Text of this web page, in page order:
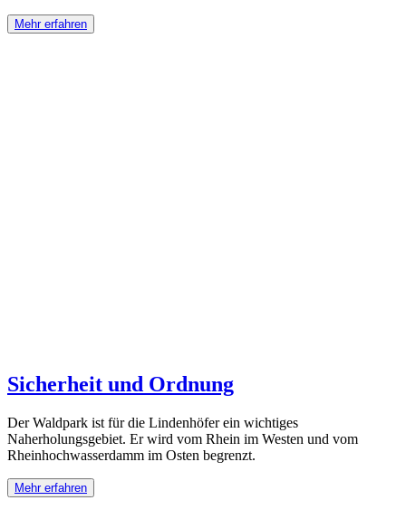
Mehr erfahren
Sicherheit und Ordnung
Der Waldpark ist für die Lindenhöfer ein wichtiges
Naherholungsgebiet. Er wird vom Rhein im Westen und vom
Rheinhochwasserdamm im Osten begrenzt.
Mehr erfahren